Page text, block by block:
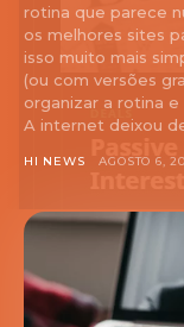
rotina que parece
os melhores sites
isso muito mais
(ou com versões
organizar a rotina
A internet deixou
HI NEWS AGOSTO 6,